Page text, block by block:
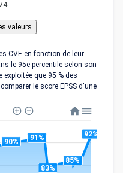
CVE en fonction de leur
le 95e percentile selon son
exploitée que 95 % des
le score EPSS d'une
90% 91%
83%
85%
92%